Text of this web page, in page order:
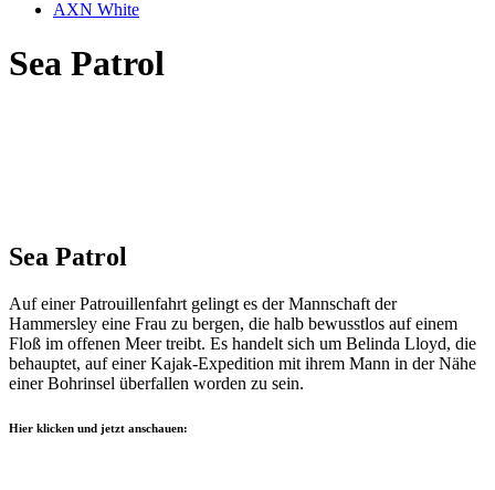
AXN White
Sea Patrol
Sea Patrol
Auf einer Patrouillenfahrt gelingt es der Mannschaft der
Hammersley eine Frau zu bergen, die halb bewusstlos auf einem
Floß im offenen Meer treibt. Es handelt sich um Belinda Lloyd, die
behauptet, auf einer Kajak-Expedition mit ihrem Mann in der Nähe
einer Bohrinsel überfallen worden zu sein.
Hier klicken und jetzt anschauen: